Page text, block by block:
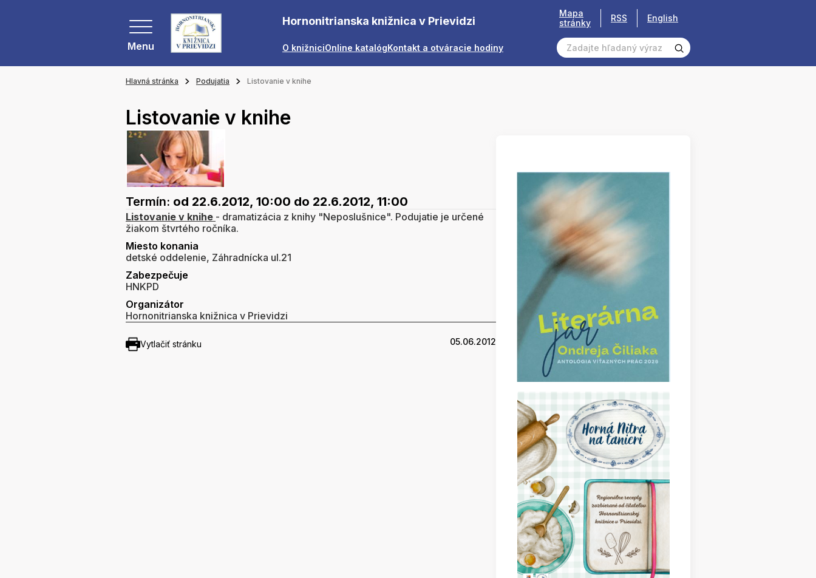
Menu
Hornonitrianska knižnica v Prievidzi
O knižniciOnline katalógKontakt a otváracie hodiny
Mapa
stránky
RSS English
Hlavná stránka Podujatia Listovanie v knihe
Listovanie v knihe
Termín: od 22.6.2012, 10:00 do 22.6.2012, 11:00
Listovanie v knihe - dramatizácia z knihy "Neposlušnice". Podujatie je určené
žiakom štvrtého ročníka.
Miesto konania
detské oddelenie, Záhradnícka ul.21
Zabezpečuje
HNKPD
Organizátor
Hornonitrianska knižnica v Prievidzi
Vytlačiť stránku 05.06.2012